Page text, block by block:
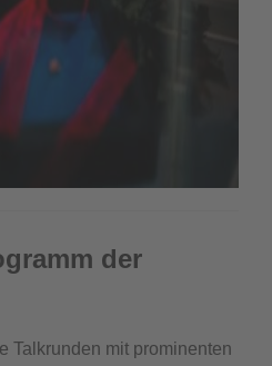
der
Talkrunden mit prominenten